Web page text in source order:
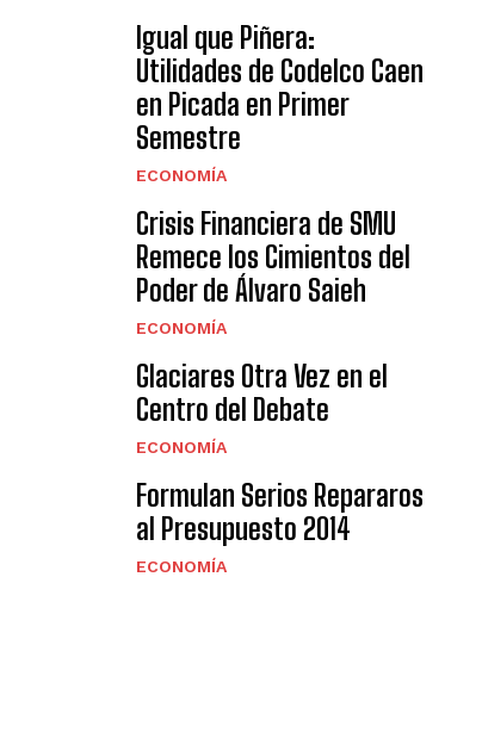
Igual que Piñera:
Utilidades de Codelco Caen
en Picada en Primer
Semestre
ECONOMÍA
Crisis Financiera de SMU
Remece los Cimientos del
Poder de Álvaro Saieh
ECONOMÍA
Glaciares Otra Vez en el
Centro del Debate
ECONOMÍA
Formulan Serios Repararos
al Presupuesto 2014
ECONOMÍA